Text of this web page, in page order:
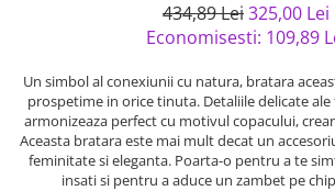
434,89 Lei325,00 Lei
Economisesti: 109,89
Un simbol al conexiunii cu natura, bratara
prospetime in orice tinuta. Detaliile delicate ale
armonizeaza perfect cu motivul copacului,
Aceasta bratara este mai mult decat un
feminitate si eleganta. Poarta-o pentru a te
insati si pentru a aduce un zambet pe